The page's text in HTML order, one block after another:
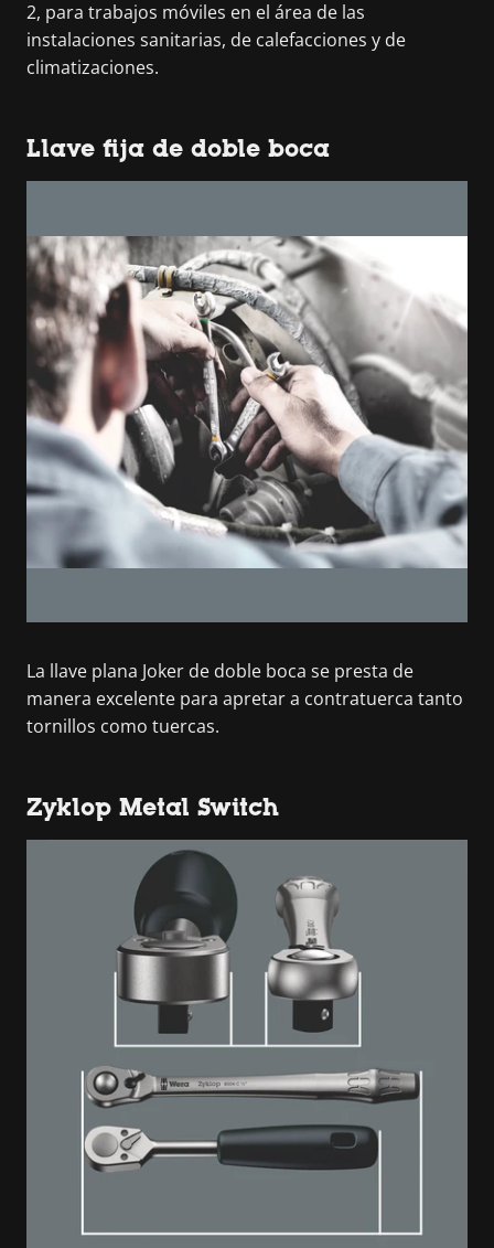
2, para trabajos móviles en el área de las
instalaciones sanitarias, de calefacciones y de
climatizaciones.
Llave fija de doble boca
La llave plana Joker de doble boca se presta de
manera excelente para apretar a contratuerca tanto
tornillos como tuercas.
Zyklop Metal Switch